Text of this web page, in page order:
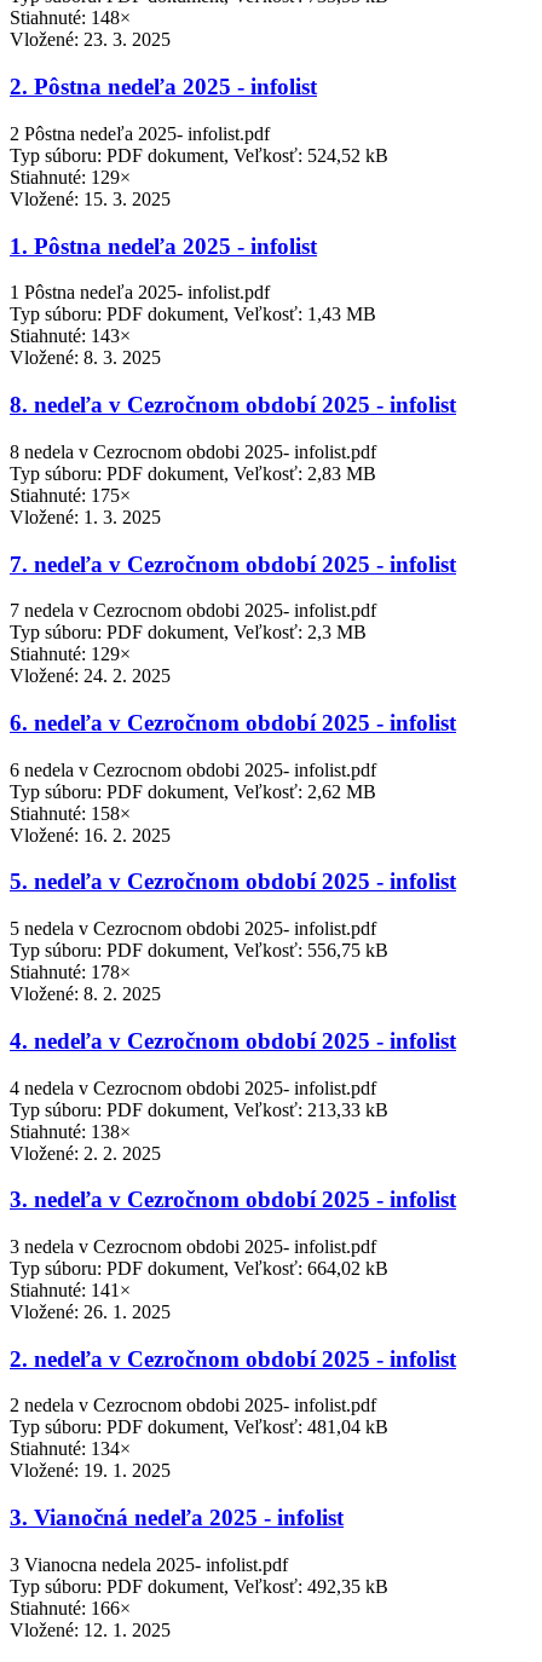
Stiahnuté: 148×
Vložené: 23. 3. 2025
2. Pôstna nedeľa 2025 - infolist
2 Pôstna nedeľa 2025- infolist.pdf
Typ súboru: PDF dokument, Veľkosť: 524,52 kB
Stiahnuté: 129×
Vložené: 15. 3. 2025
1. Pôstna nedeľa 2025 - infolist
1 Pôstna nedeľa 2025- infolist.pdf
Typ súboru: PDF dokument, Veľkosť: 1,43 MB
Stiahnuté: 143×
Vložené: 8. 3. 2025
8. nedeľa v Cezročnom období 2025 - infolist
8 nedela v Cezrocnom obdobi 2025- infolist.pdf
Typ súboru: PDF dokument, Veľkosť: 2,83 MB
Stiahnuté: 175×
Vložené: 1. 3. 2025
7. nedeľa v Cezročnom období 2025 - infolist
7 nedela v Cezrocnom obdobi 2025- infolist.pdf
Typ súboru: PDF dokument, Veľkosť: 2,3 MB
Stiahnuté: 129×
Vložené: 24. 2. 2025
6. nedeľa v Cezročnom období 2025 - infolist
6 nedela v Cezrocnom obdobi 2025- infolist.pdf
Typ súboru: PDF dokument, Veľkosť: 2,62 MB
Stiahnuté: 158×
Vložené: 16. 2. 2025
5. nedeľa v Cezročnom období 2025 - infolist
5 nedela v Cezrocnom obdobi 2025- infolist.pdf
Typ súboru: PDF dokument, Veľkosť: 556,75 kB
Stiahnuté: 178×
Vložené: 8. 2. 2025
4. nedeľa v Cezročnom období 2025 - infolist
4 nedela v Cezrocnom obdobi 2025- infolist.pdf
Typ súboru: PDF dokument, Veľkosť: 213,33 kB
Stiahnuté: 138×
Vložené: 2. 2. 2025
3. nedeľa v Cezročnom období 2025 - infolist
3 nedela v Cezrocnom obdobi 2025- infolist.pdf
Typ súboru: PDF dokument, Veľkosť: 664,02 kB
Stiahnuté: 141×
Vložené: 26. 1. 2025
2. nedeľa v Cezročnom období 2025 - infolist
2 nedela v Cezrocnom obdobi 2025- infolist.pdf
Typ súboru: PDF dokument, Veľkosť: 481,04 kB
Stiahnuté: 134×
Vložené: 19. 1. 2025
3. Vianočná nedeľa 2025 - infolist
3 Vianocna nedela 2025- infolist.pdf
Typ súboru: PDF dokument, Veľkosť: 492,35 kB
Stiahnuté: 166×
Vložené: 12. 1. 2025